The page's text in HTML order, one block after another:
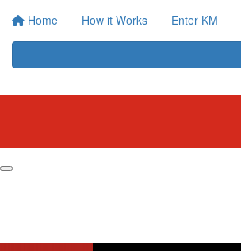
Home How it Works Enter KM